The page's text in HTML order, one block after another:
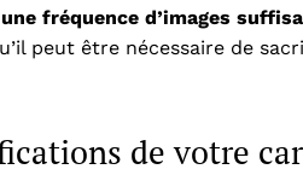
fréquence d’images
peut être nécessaire de
de votre